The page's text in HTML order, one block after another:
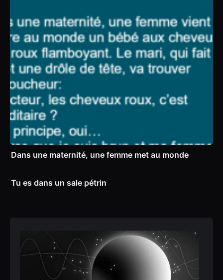
Dans une maternité, une femme met au monde
Tu es dans un sale pétrin